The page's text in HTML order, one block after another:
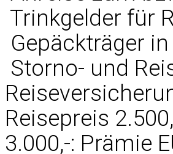
 Trinkgelder
 Gepäckträger
 Storno- und
Reisepreis
3.000,-: Prämie